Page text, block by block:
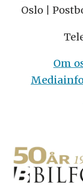
Oslo |
Om